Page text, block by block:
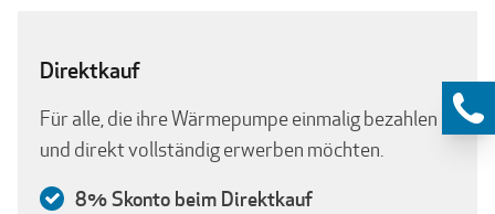
Direktkauf
Für alle, die ihre Wärmepumpe einmalig bezahlen
und direkt vollständig erwerben möchten.
8% Skonto beim Direktkauf